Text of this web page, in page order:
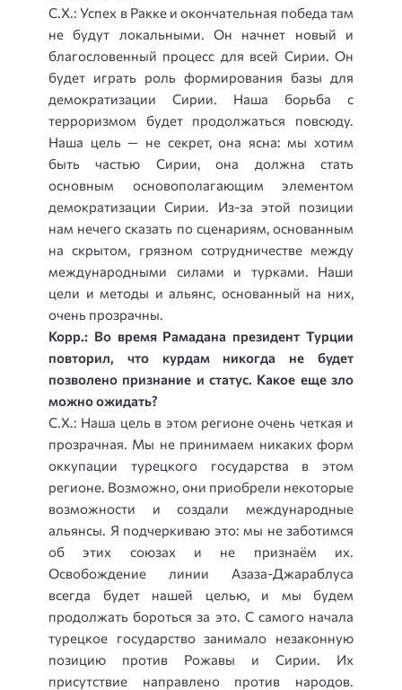
С.Х.: Успех в Ракке и окончательная победа там
не будут локальными. Он начнет новый и
благословенный процесс для всей Сирии. Он
будет играть роль формирования базы для
демократизации Сирии. Наша борьба с
терроризмом будет продолжаться повсюду.
Наша цель — не секрет, она ясна: мы хотим
быть частью Сирии, она должна стать
основным основополагающим элементом
демократизации Сирии. Из-за этой позиции
нам нечего сказать по сценариям, основанным
на скрытом, грязном сотрудничестве между
международными силами и турками. Наши
цели и методы и альянс, основанный на них,
очень прозрачны.
Корр.: Во время Рамадана президент Турции
повторил, что курдам никогда не будет
позволено признание и статус. Какое еще зло
можно ожидать?
С.Х.: Наша цель в этом регионе очень четкая и
прозрачная. Мы не принимаем никаких форм
оккупации турецкого государства в этом
регионе. Возможно, они приобрели некоторые
возможности и создали международные
альянсы. Я подчеркиваю это: мы не заботимся
об этих союзах и не признаём их.
Освобождение линии Азаза-Джараблуса
всегда будет нашей целью, и мы будем
продолжать бороться за это. С самого начала
турецкое государство занимало незаконную
позицию против Рожавы и Сирии. Их
присутствие направлено против народов.